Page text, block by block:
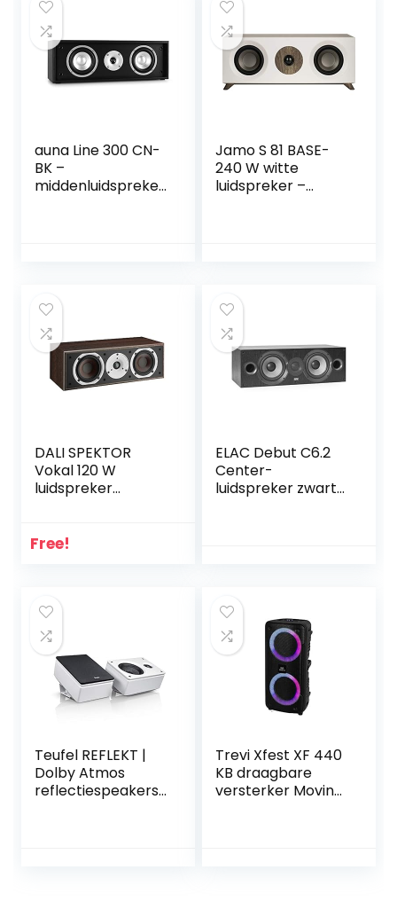
auna Line 300 CN-
BK –
middenluidspreker,
bas-
middentonenluids
preker,
afneembare
luidsprekerkap,
Jamo S 81 BASE-
240 W witte
luidspreker –
DALI SPEKTOR
Vokal 120 W
luidspreker
Free!
ELAC Debut C6.2
Center-
luidspreker zwart
Teufel REFLEKT |
Dolby Atmos
reflectiespeakers
Trevi Xfest XF 440
KB draagbare
versterker Moving